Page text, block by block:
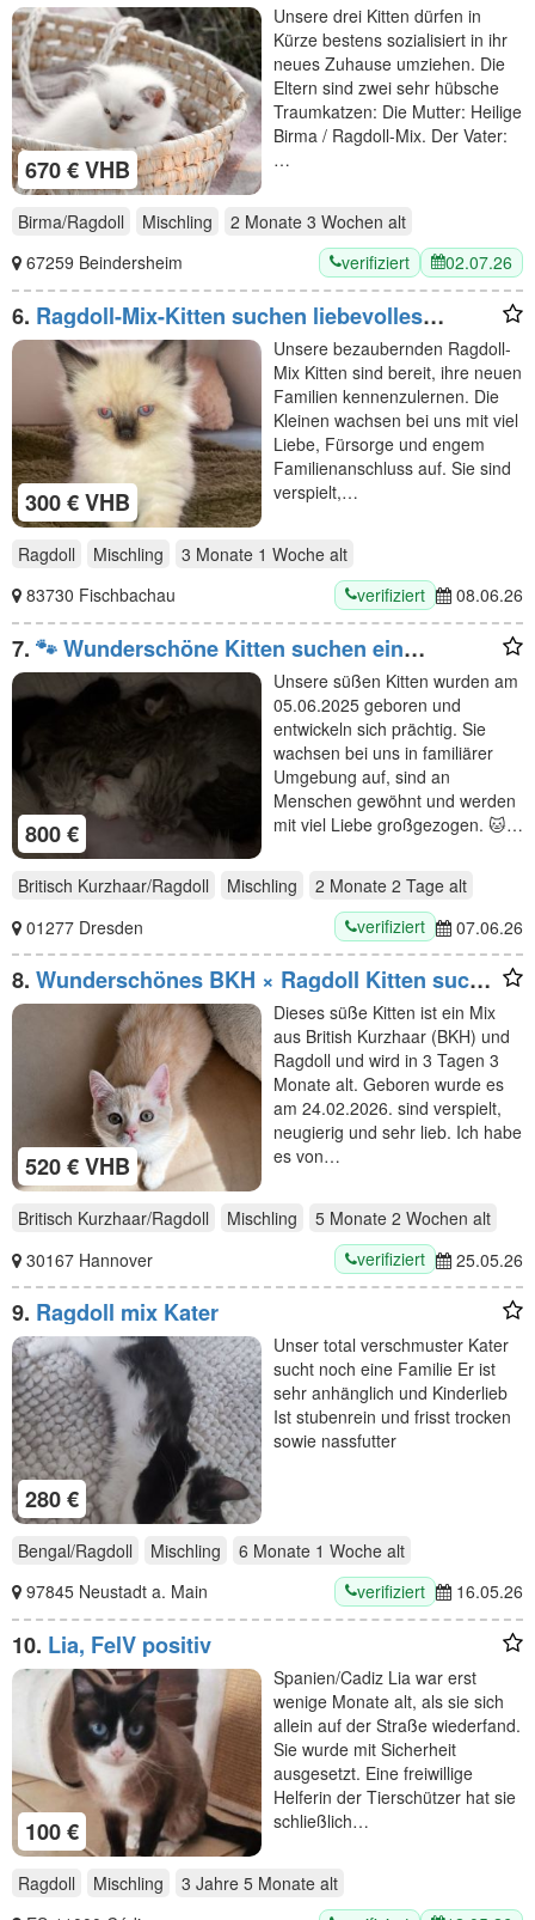
670 € VHB
Unsere drei Kitten dürfen in
Kürze bestens sozialisiert in ihr
neues Zuhause umziehen. Die
Eltern sind zwei sehr hübsche
Traumkatzen: Die Mutter: Heilige
Birma / Ragdoll-Mix. Der Vater:
…
Birma/Ragdoll Mischling 2 Monate 3 Wochen alt
67259 Beindersheim
verifiziert 02.07.26
6. Ragdoll-Mix-Kitten suchen liebevolles
Zuhause
300 € VHB
Unsere bezaubernden Ragdoll-
Mix Kitten sind bereit, ihre neuen
Familien kennenzulernen. Die
Kleinen wachsen bei uns mit viel
Liebe, Fürsorge und engem
Familienanschluss auf. Sie sind
verspielt,…
Ragdoll Mischling 3 Monate 1 Woche alt
83730 Fischbachau
verifiziert 08.06.26
7. 🐾 Wunderschöne Kitten suchen ein
liebevolles Zuhause 🐾
800 €
Unsere süßen Kitten wurden am
05.06.2025 geboren und
entwickeln sich prächtig. Sie
wachsen bei uns in familiärer
Umgebung auf, sind an
Menschen gewöhnt und werden
mit viel Liebe großgezogen. 🐱…
Britisch Kurzhaar/Ragdoll Mischling 2 Monate 2 Tage alt
01277 Dresden
verifiziert 07.06.26
8. Wunderschönes BKH × Ragdoll Kitten sucht
liebevolles Zuhause ab sofort
520 € VHB
Dieses süße Kitten ist ein Mix
aus British Kurzhaar (BKH) und
Ragdoll und wird in 3 Tagen 3
Monate alt. Geboren wurde es
am 24.02.2026. sind verspielt,
neugierig und sehr lieb. Ich habe
es von…
Britisch Kurzhaar/Ragdoll Mischling 5 Monate 2 Wochen alt
30167 Hannover
verifiziert 25.05.26
9. Ragdoll mix Kater
280 €
Unser total verschmuster Kater
sucht noch eine Familie Er ist
sehr anhänglich und Kinderlieb
Ist stubenrein und frisst trocken
sowie nassfutter
Bengal/Ragdoll Mischling 6 Monate 1 Woche alt
97845 Neustadt a. Main
verifiziert 16.05.26
10. Lia, FelV positiv
100 €
Spanien/Cadiz Lia war erst
wenige Monate alt, als sie sich
allein auf der Straße wiederfand.
Sie wurde mit Sicherheit
ausgesetzt. Eine freiwillige
Helferin der Tierschützer hat sie
schließlich…
Ragdoll Mischling 3 Jahre 5 Monate alt